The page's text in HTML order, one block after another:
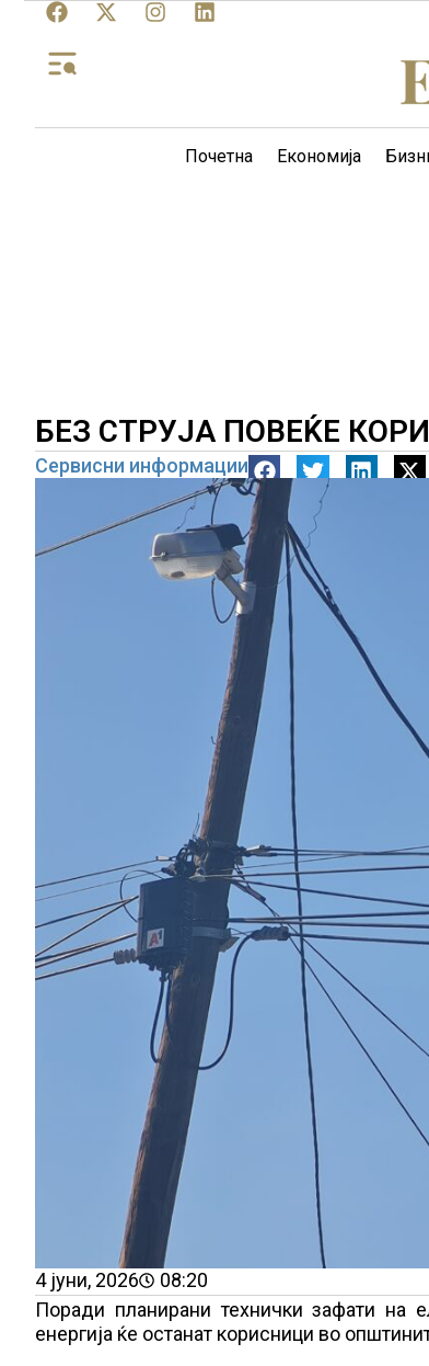
Почетна Економија
БЕЗ СТРУЈА ПОВЕЌЕ
Сервисни информации
4 јуни, 2026
08:20
Поради планирани технички зафати на
енергија ќе останат корисници во